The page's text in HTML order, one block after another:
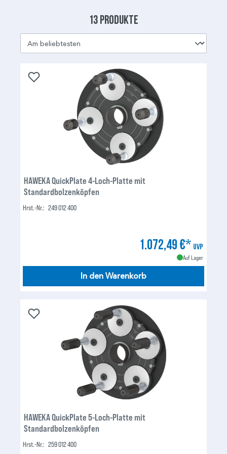
13 Produkte
HAWEKA QuickPlate 4-Loch-Platte mit
Standardbolzenköpfen
Hrst.-Nr.: 249 012 400
1.072,49 €* UVP
Auf Lager
In den Warenkorb
HAWEKA QuickPlate 5-Loch-Platte mit
Standardbolzenköpfen
Hrst.-Nr.: 259 012 400